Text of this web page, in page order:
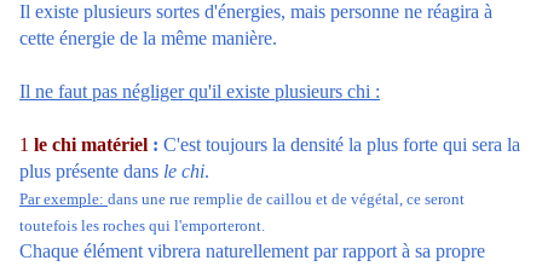
Il existe plusieurs sortes d'énergies, mais personne ne réagira à
cette énergie de la même manière.
Il ne faut pas négliger qu'il existe plusieurs chi :
1 le chi matériel : C'est toujours la densité la plus forte qui sera la
plus présente dans le chi.
Par exemple: dans une rue remplie de caillou et de végétal, ce seront
toutefois les roches qui l'emporteront.
Chaque élément vibrera naturellement par rapport à sa propre